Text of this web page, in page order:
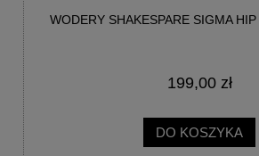
WODERY SHAKESPARE SIGMA
199,00 zł
DO KOSZYKA